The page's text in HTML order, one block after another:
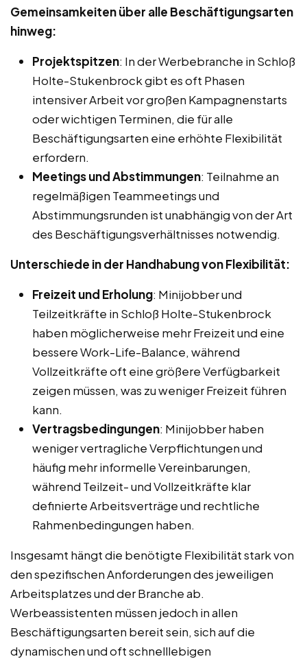
Gemeinsamkeiten über alle Beschäftigungsarten
hinweg:
Projektspitzen: In der Werbebranche in Schloß
Holte-Stukenbrock gibt es oft Phasen
intensiver Arbeit vor großen Kampagnenstarts
oder wichtigen Terminen, die für alle
Beschäftigungsarten eine erhöhte Flexibilität
erfordern.
Meetings und Abstimmungen: Teilnahme an
regelmäßigen Teammeetings und
Abstimmungsrunden ist unabhängig von der Art
des Beschäftigungsverhältnisses notwendig.
Unterschiede in der Handhabung von Flexibilität:
Freizeit und Erholung: Minijobber und
Teilzeitkräfte in Schloß Holte-Stukenbrock
haben möglicherweise mehr Freizeit und eine
bessere Work-Life-Balance, während
Vollzeitkräfte oft eine größere Verfügbarkeit
zeigen müssen, was zu weniger Freizeit führen
kann.
Vertragsbedingungen: Minijobber haben
weniger vertragliche Verpflichtungen und
häufig mehr informelle Vereinbarungen,
während Teilzeit- und Vollzeitkräfte klar
definierte Arbeitsverträge und rechtliche
Rahmenbedingungen haben.
Insgesamt hängt die benötigte Flexibilität stark von
den spezifischen Anforderungen des jeweiligen
Arbeitsplatzes und der Branche ab.
Werbeassistenten müssen jedoch in allen
Beschäftigungsarten bereit sein, sich auf die
dynamischen und oft schnelllebigen